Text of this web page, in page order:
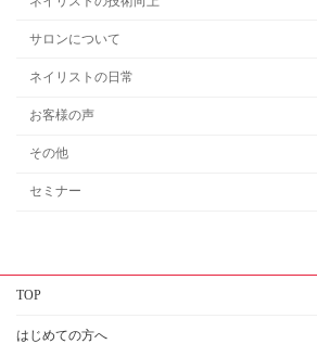
サロンについて
ネイリストの日常
お客様の声
その他
セミナー
TOP
はじめての方へ